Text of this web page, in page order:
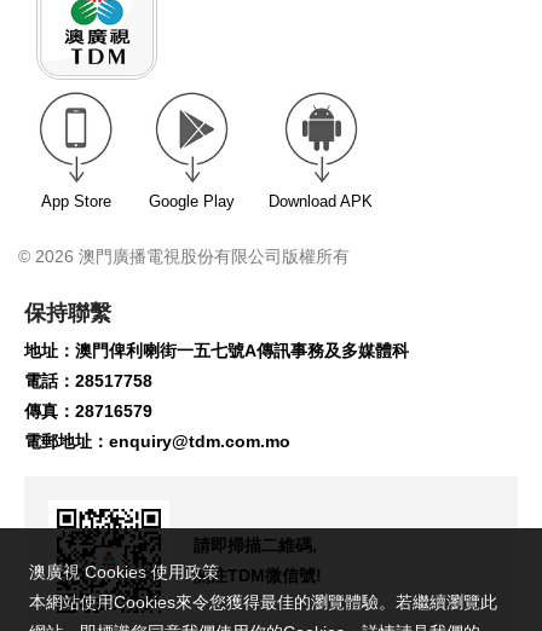
App Store Google Play Download APK
© 2026 澳門廣播電視股份有限公司版權所有
保持聯繫
地址：澳門俾利喇街一五七號A傳訊事務及多媒體科
電話：28517758
傳真：28716579
電郵地址： enquiry@tdm.com.mo
請即掃描二維碼,
關注TDM微信號!
澳廣視 Cookies 使用政策
本網站使用Cookies來令您獲得最佳的瀏覽體驗。若繼續瀏覽此